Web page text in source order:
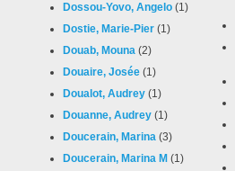
Dossou-Yovo, Angelo (1)
Dostie, Marie-Pier (1)
Douab, Mouna (2)
Douaire, Josée (1)
Doualot, Audrey (1)
Douanne, Audrey (1)
Doucerain, Marina (3)
Doucerain, Marina M (1)